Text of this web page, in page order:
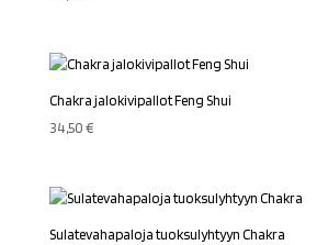
Chakra jalokivipallot Feng Shui
34,50€
Sulatevahapaloja tuoksulyhtyyn Chakra